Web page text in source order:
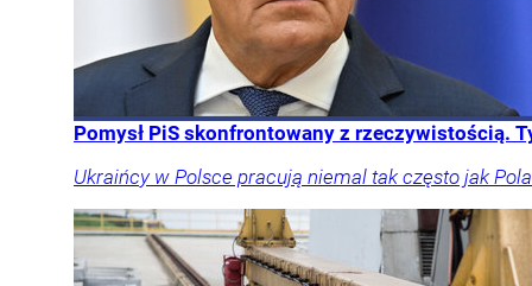
Pomysł PiS skonfrontowany z rzeczywistością.
Ukraińcy w Polsce pracują niemal tak często jak